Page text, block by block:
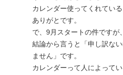
カレンダー使ってくれている
ありがとです。
で、9月スタートの件ですが、
結論から言うと「申し訳な
ません」です。
カレンダーって人によって